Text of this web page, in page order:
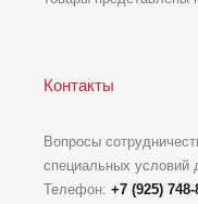
Контакты
Вопросы
специальных условий
Телефон: +7 (925) 748-